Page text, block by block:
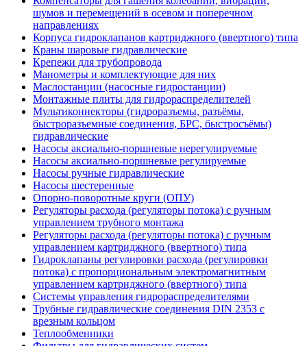
шумов и перемещений в осевом и поперечном
направлениях
Корпуса гидроклапанов картриджного (ввертного) типа
Краны шаровые гидравлические
Крепежи для трубопровода
Манометры и комплектующие для них
Маслостанции (насосные гидростанции)
Монтажные плиты для гидрораспределителей
Мультиконнекторы (гидроразъемы, разъёмы,
быстроразъемные соединения, БРС, быстросъёмы)
гидравлические
Насосы аксиально-поршневые нерегулируемые
Насосы аксиально-поршневые регулируемые
Насосы ручные гидравлические
Насосы шестеренные
Опорно-поворотные круги (ОПУ)
Регуляторы расхода (регуляторы потока) с ручным
управлением трубного монтажа
Регуляторы расхода (регуляторы потока) с ручным
управлением картриджного (ввертного) типа
Гидроклапаны регулировки расхода (регулировки
потока) с пропорциональным электромагнитным
управлением картриджного (ввертного) типа
Системы управления гидрораспределителями
Трубные гидравлические соединения DIN 2353 с
врезным кольцом
Теплообменники